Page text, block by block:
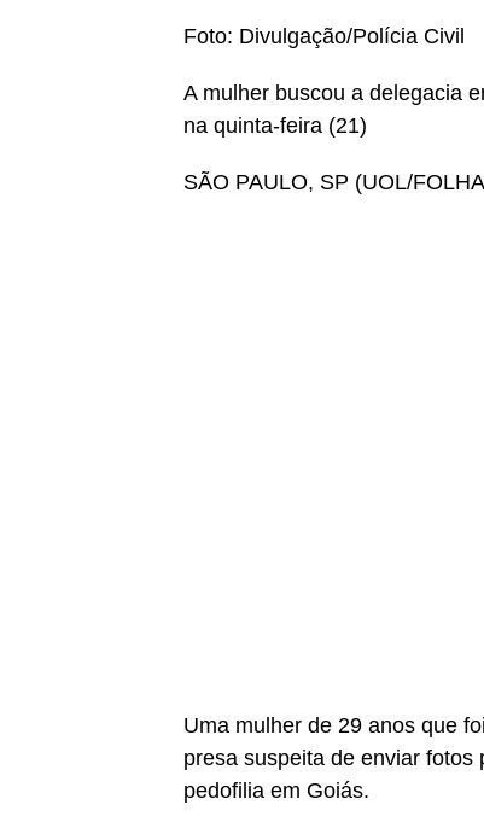
Foto: Divulgação/Polícia Civil
A mulher buscou a delegacia
na quinta-feira (21)
SÃO PAULO, SP (UOL/
Uma mulher de 29 anos que
presa suspeita de enviar
pedofilia em Goiás.